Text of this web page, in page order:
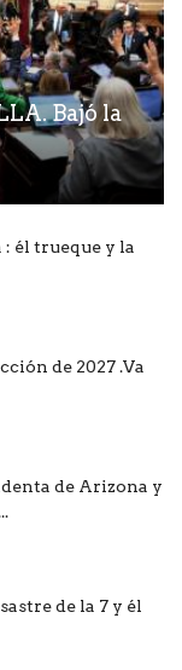
Bajó la
: él trueque y la
de 2027 .Va
de Arizona y
de la 7 y él